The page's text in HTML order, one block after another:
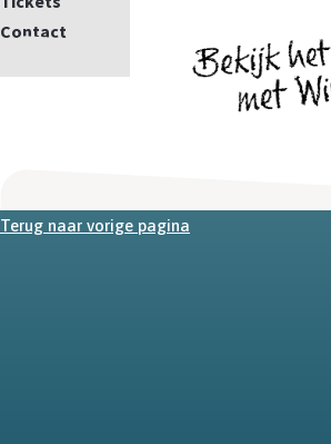
Contact
Terug naar vorige pagina